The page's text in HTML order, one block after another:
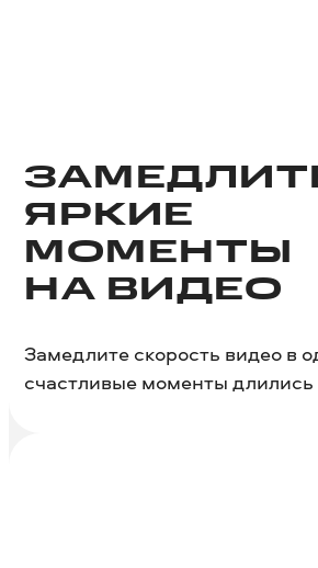
ЯРКИЕ
МОМЕНТЫ
НА ВИДЕО
Замедлите скорость видео в
счастливые моменты